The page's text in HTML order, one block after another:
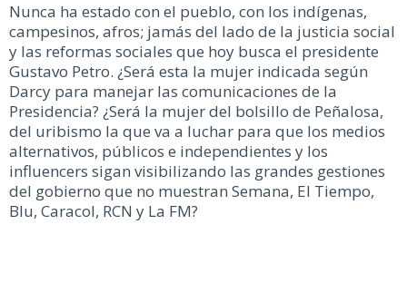
Nunca ha estado con el pueblo, con los indígenas,
campesinos, afros; jamás del lado de la justicia social
y las reformas sociales que hoy busca el presidente
Gustavo Petro. ¿Será esta la mujer indicada según
Darcy para manejar las comunicaciones de la
Presidencia? ¿Será la mujer del bolsillo de Peñalosa,
del uribismo la que va a luchar para que los medios
alternativos, públicos e independientes y los
influencers sigan visibilizando las grandes gestiones
del gobierno que no muestran Semana, El Tiempo,
Blu, Caracol, RCN y La FM?